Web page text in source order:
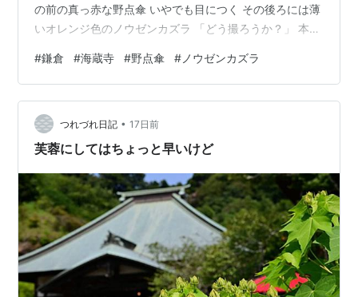
の前の真っ赤な野点傘 いやでも目につく その後ろには薄
いオレンジ色のノウゼンカズラ 「どう撮ろうか？」 本堂
げたら雲ひとつない空があった ＠海蔵寺
#鎌倉 #海蔵寺 #野点傘 # ノウゼンカズラ
つれづれ日記 • 17日前
芙蓉にしてはちょっと早いけど